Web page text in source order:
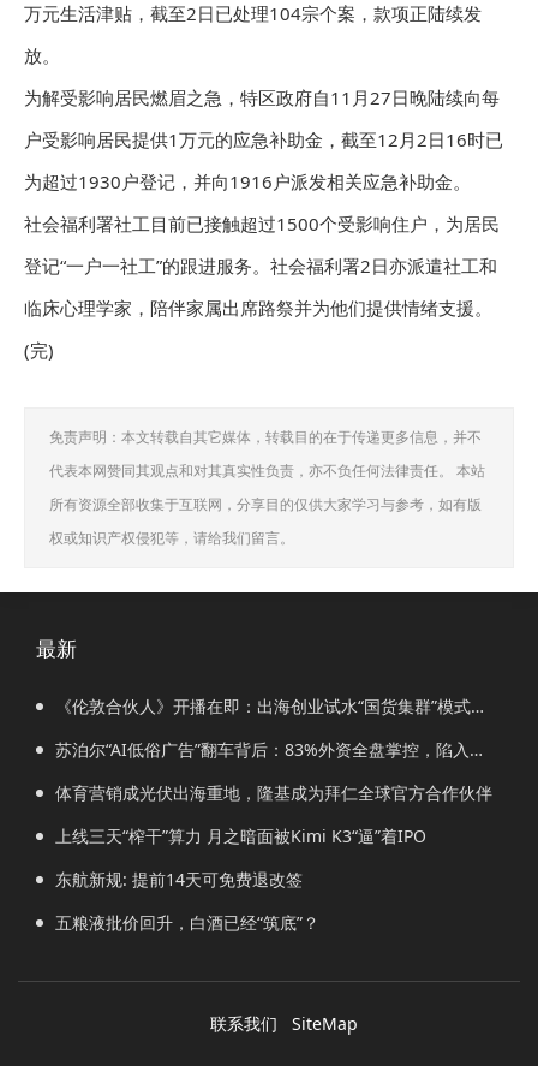
万元生活津贴，截至2日已处理104宗个案，款项正陆续发
放。
为解受影响居民燃眉之急，特区政府自11月27日晚陆续向每
户受影响居民提供1万元的应急补助金，截至12月2日16时已
为超过1930户登记，并向1916户派发相关应急补助金。
社会福利署社工目前已接触超过1500个受影响住户，为居民
登记“一户一社工”的跟进服务。社会福利署2日亦派遣社工和
临床心理学家，陪伴家属出席路祭并为他们提供情绪支援。
(完)
免责声明：本文转载自其它媒体，转载目的在于传递更多信息，并不
代表本网赞同其观点和对其真实性负责，亦不负任何法律责任。 本站
所有资源全部收集于互联网，分享目的仅供大家学习与参考，如有版
权或知识产权侵犯等，请给我们留言。
最新
《伦敦合伙人》开播在即：出海创业试水“国货集群”模式，
带动入境消费反向种草
苏泊尔“AI低俗广告”翻车背后：83%外资全盘掌控，陷入流
量内卷、质量频发的负循环
体育营销成光伏出海重地，隆基成为拜仁全球官方合作伙伴
上线三天“榨干”算力 月之暗面被Kimi K3“逼”着IPO
东航新规: 提前14天可免费退改签
五粮液批价回升，白酒已经“筑底”？
联系我们 SiteMap